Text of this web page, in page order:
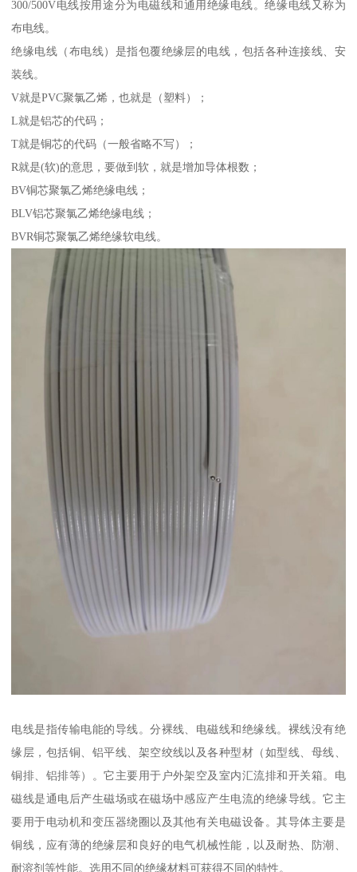
300/500V电线按用途分为电磁线和通用绝缘电线。绝缘电线又称为
布电线。
绝缘电线（布电线）是指包覆绝缘层的电线，包括各种连接线、安
装线。
V就是PVC聚氯乙烯，也就是（塑料）；
L就是铝芯的代码；
T就是铜芯的代码（一般省略不写）；
R就是(软)的意思，要做到软，就是增加导体根数；
BV铜芯聚氯乙烯绝缘电线；
BLV铝芯聚氯乙烯绝缘电线；
BVR铜芯聚氯乙烯绝缘软电线。
电线是指传输电能的导线。分裸线、电磁线和绝缘线。裸线没有绝
缘层，包括铜、铝平线、架空绞线以及各种型材（如型线、母线、
铜排、铝排等）。它主要用于户外架空及室内汇流排和开关箱。电
磁线是通电后产生磁场或在磁场中感应产生电流的绝缘导线。它主
要用于电动机和变压器绕圈以及其他有关电磁设备。其导体主要是
铜线，应有薄的绝缘层和良好的电气机械性能，以及耐热、防潮、
耐溶剂等性能。选用不同的绝缘材料可获得不同的特性。